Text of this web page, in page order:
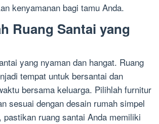
kenyamanan bagi tamu Anda.
Ruang Santai yang
yang nyaman dan hangat. Ruang
tempat untuk bersantai dan
bersama keluarga. Pilihlah furnitur
sesuai dengan desain rumah simpel
pastikan ruang santai Anda memiliki